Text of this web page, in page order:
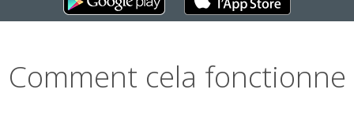
Comment cela fonctionne